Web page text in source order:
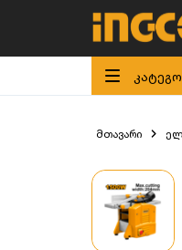
მთავარი